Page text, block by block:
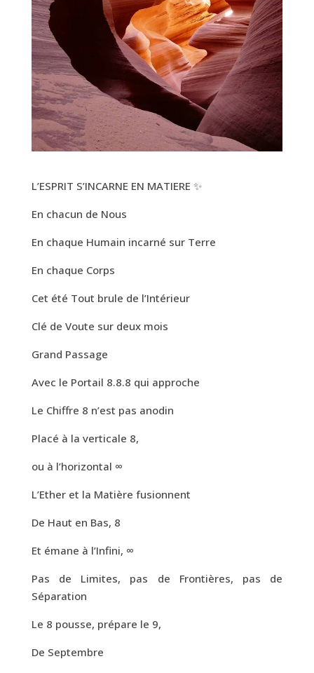
L’ESPRIT S’INCARNE EN MATIERE ✨
En chacun de Nous
En chaque Humain incarné sur Terre
En chaque Corps
Cet été Tout brule de l’Intérieur
Clé de Voute sur deux mois
Grand Passage
Avec le Portail 8.8.8 qui approche
Le Chiffre 8 n’est pas anodin
Placé à la verticale 8,
ou à l’horizontal ∞
L’Ether et la Matière fusionnent
De Haut en Bas, 8
Et émane à l’Infini, ∞
Pas de Limites, pas de Frontières, pas de
Séparation
Le 8 pousse, prépare le 9,
De Septembre